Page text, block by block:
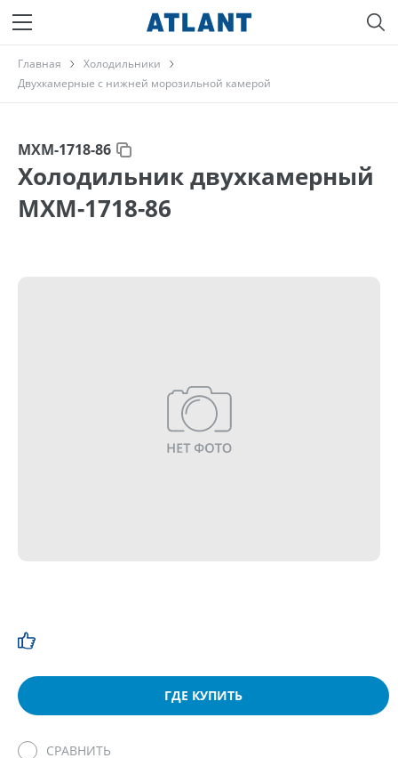
Главная
Холодильники
Двухкамерные с нижней морозильной камерой
МХМ-1718-86
Холодильник двухкамерный
МХМ-1718-86
ГДЕ КУПИТЬ
СРАВНИТЬ